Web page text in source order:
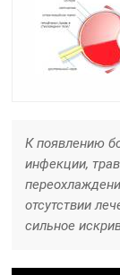
К появлению
инфекции,
отсутствии
сильное